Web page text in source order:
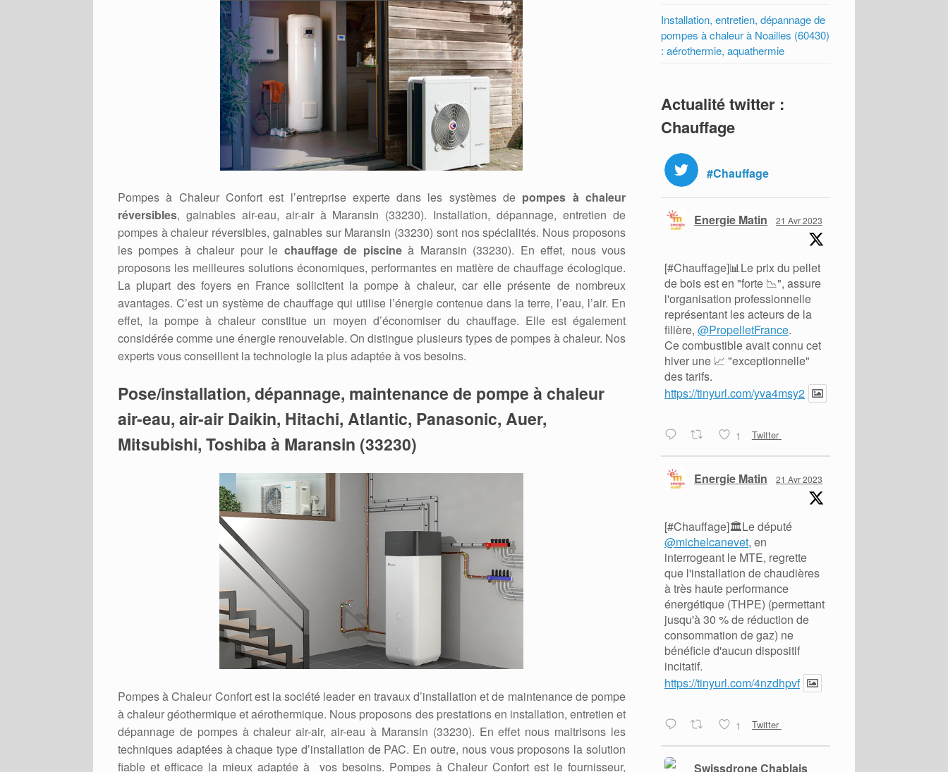
Pompes à Chaleur Confort est l’entreprise experte dans les systèmes de pompes à chaleur
réversibles, gainables air-eau, air-air à Maransin (33230). Installation, dépannage, entretien de
pompes à chaleur réversibles, gainables sur Maransin (33230) sont nos spécialités. Nous proposons
les pompes à chaleur pour le chauffage de piscineà Maransin (33230). En effet, nous vous
proposons les meilleures solutions économiques, performantes en matière de chauffage écologique.
La plupart des foyers en France sollicitent la pompe à chaleur, car elle présente de nombreux
avantages. C’est un système de chauffage qui utilise l’énergie contenue dans la terre, l’eau, l’air. En
effet, la pompe à chaleur constitue un moyen d’économiser du chauffage. Elle est également
considérée comme une énergie renouvelable. On distingue plusieurs types de pompes à chaleur. Nos
experts vous conseillent la technologie la plus adaptée à vos besoins.
Pose/installation, dépannage, maintenance de pompe à chaleur
air-eau, air-air Daikin, Hitachi, Atlantic, Panasonic, Auer,
Mitsubishi, Toshiba à Maransin (33230)
Pompes à Chaleur Confort est la société leader en travaux d’installation et de maintenance de pompe
à chaleur géothermique et aérothermique. Nous proposons des prestations en installation, entretien et
dépannage de pompes à chaleur air-air, air-eau à Maransin (33230). En effet nous maitrisons les
techniques adaptées à chaque type d’installation de PAC. En outre, nous vous proposons la solution
fiable et efficace la mieux adaptée à vos besoins. Pompes à Chaleur Confort est le fournisseur,
Installation, entretien, dépannage de
pompes à chaleur à Noailles (60430)
: aérothermie, aquathermie
Actualité twitter :
Chauffage
#Chauffage
Energie Matin 21 Avr 2023
[#Chauffage]📊Le prix du pellet
de bois est en "forte 📉", assure
l'organisation professionnelle
représentant les acteurs de la
filière,@PropelletFrance.
Ce combustible avait connu cet
hiver une 📈 "exceptionnelle"
des tarifs.
https://tinyurl.com/yva4msy2
1 Twitter
Energie Matin 21 Avr 2023
[#Chauffage]🏛️Le député
@michelcanevet, en
interrogeant le MTE, regrette
que l'installation de chaudières
à très haute performance
énergétique (THPE) (permettant
jusqu'à 30 % de réduction de
consommation de gaz) ne
bénéficie d'aucun dispositif
incitatif.
https://tinyurl.com/4nzdhpvf
1 Twitter
Swissdrone Chablais